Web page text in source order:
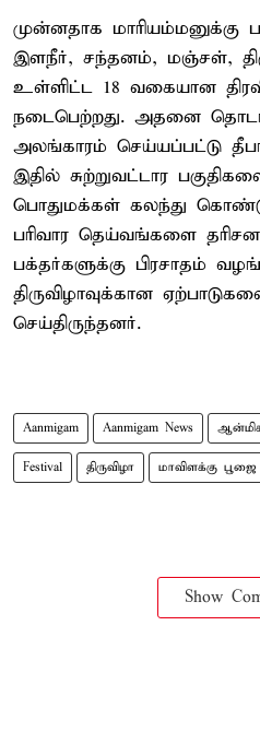
முன்னதாக மாரியம்மனுக்கு
இளநீர், சந்தனம், மஞ்சள்,
உள்ளிட்ட 18 வகையான
நடைபெற்றது. அதனை
அலங்காரம் செய்யப்பட்டு
இதில் சுற்றுவட்டார
பொதுமக்கள் கலந்து
பரிவார தெய்வங்களை
பக்தர்களுக்கு பிரசாதம்
திருவிழாவுக்கான
செய்திருந்தனர்.
Aanmigam Aanmigam News
Festival திருவிழா மாவிளக்கு பூஜை
Show